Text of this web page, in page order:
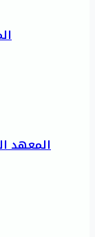
المعهد